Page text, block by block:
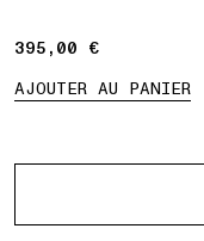
395,00 €
395,00 €
AJOUTER AU PANIER